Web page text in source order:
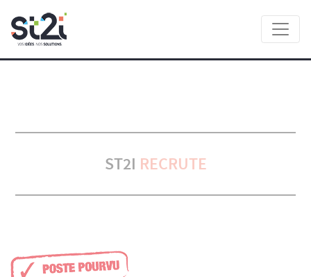
ST2I RECRUTE
Panneau de gestion des cookies